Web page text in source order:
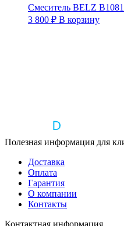
Смеситель BELZ
3 800 ₽ В корзину
Полезная информация для
Доставка
Оплата
Гарантия
О компании
Контакты
Контактная информация